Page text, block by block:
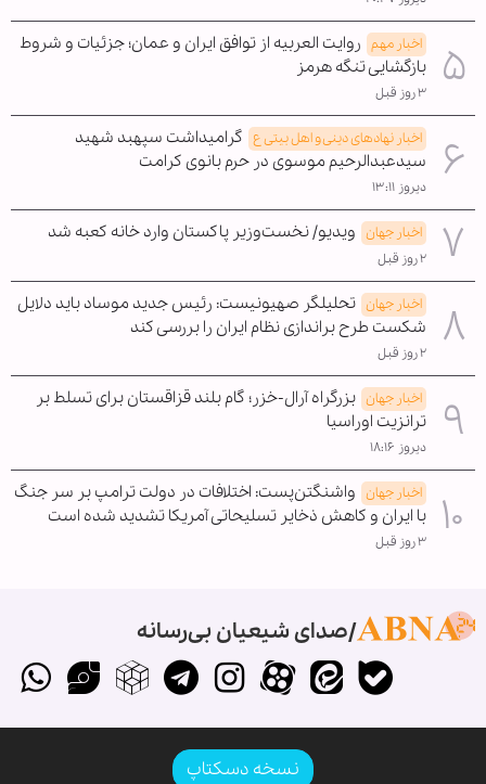
اخبار مهم روایت العربیه از توافق ایران و عمان؛ جزئیات و شروط
بازگشایی تنگه هرمز
۳ روز قبل
اخبار نهادهای دینی و اهل بیتی ع گرامیداشت سپهبد شهید
سیدعبدالرحیم موسوی در حرم بانوی کرامت
دیروز ۱۳:۱۱
اخبار جهان ویدیو/ نخست‌وزیر پاکستان وارد خانه کعبه شد
۲ روز قبل
اخبار جهان تحلیلگر صهیونیست: رئیس جدید موساد باید دلایل
شکست طرح براندازی نظام ایران را بررسی کند
۲ روز قبل
اخبار جهان بزرگراه آرال-خزر؛ گام بلند قزاقستان برای تسلط بر
ترانزیت اوراسیا
دیروز ۱۸:۱۶
اخبار جهان واشنگتن‌پست: اختلافات در دولت ترامپ بر سر جنگ
با ایران و کاهش ذخایر تسلیحاتی آمریکا تشدید شده است
۳ روز قبل
صدای شیعیان بی‌رسانه
نسخه دسکتاپ